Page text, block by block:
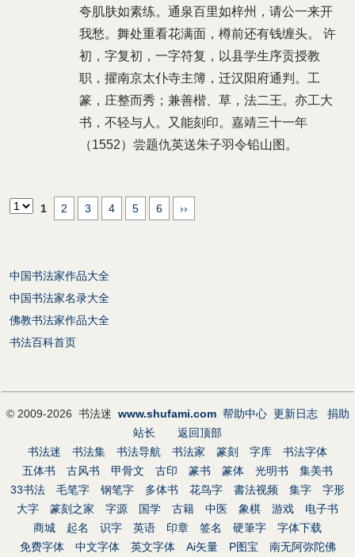
夸肌肤如素练。通泉百里如梓州，请公一来开
我愁。舞处重看花满面，樽前还有钱缠头。 许
初，字复初，一字符复，以县学生序贡授教
职，擢南京太仆寺主簿，迁汉阳府通判。工
篆，庄整而秀；兼善楷、草，法二王。亦工大
书，不轻与人。又能刻印。嘉靖三十一年
（1552）尝题仇英送朱子羽令铅山图。
1 2 3 4 5 6 ››
中国书法家作品大全
中国书法家名录大全
佛教书法家作品大全
书法百科首页
© 2009-2026 书法迷 www.shufami.com 帮助中心 更新日志
捐助
站长
返回顶部
书法迷
书法集 书法导航 书法家 篆刻 字库
书法字体
五体书
古风书 甲骨文 古印 篆书 篆体 光明书
集美书
33书法
毛笔字 钢笔字 多体书 花鸟字 書法视频 集字
字形
大字
篆刻之家 字源 国学 古籍 中医 象棋 游戏
电子书
商城
起名 识字 英语 印章 签名 硬筆字
字体下载
免费字体
中文字体 英文字体 Ai矢量 P图宝 南无阿弥陀佛